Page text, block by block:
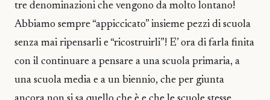
tre denominazioni che vengono da molto lontano!
Abbiamo sempre “appiccicato” insieme pezzi di scuola
senza mai ripensarli e “ricostruirli”! E’ ora di farla finita
con il continuare a pensare a una scuola primaria, a
una scuola media e a un biennio, che per giunta